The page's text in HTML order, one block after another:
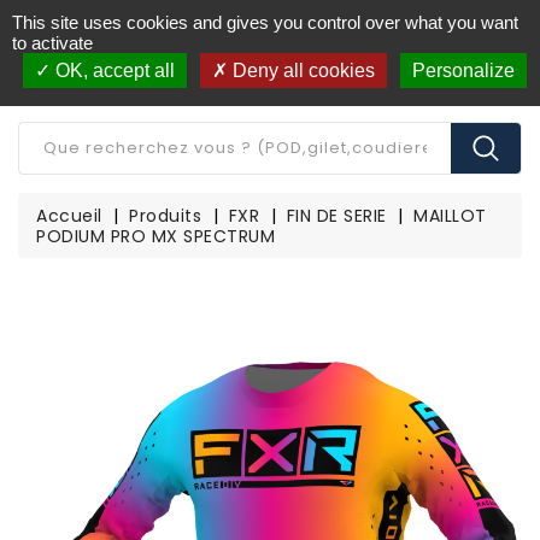
Livraison offerte à partir de 250€ d'achat (*)
CATÉGORIE
Accueil Produits FXR FIN DE SERIE
MAILLOT
PODIUM PRO MX SPECTRUM
This site uses cookies and gives you control over what you want
to activate
OK, accept all
Deny all cookies Personalize